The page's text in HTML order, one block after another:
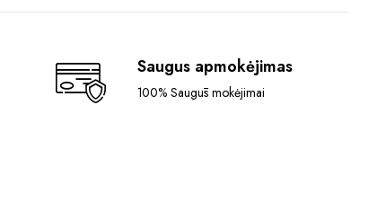
Saugus apmokėjimas
100% Saugūs mokėjimai